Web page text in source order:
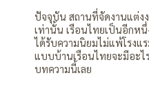
ปัจจุบัน สถานที่จัดงานแต่ง
เท่านั้น เรือนไทยเป็นอีกห
ได้รับความนิยมไม่แพ้โรงแ
แบบบ้านเรือนไทยจะมีอะไ
บทความนี้เลย